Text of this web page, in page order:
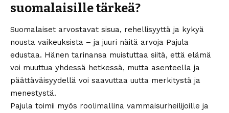
suomalaisille tärkeä?
Suomalaiset arvostavat sisua, rehellisyyttä ja kykyä
nousta vaikeuksista – ja juuri näitä arvoja Pajula
edustaa. Hänen tarinansa muistuttaa siitä, että elämä
voi muuttua yhdessä hetkessä, mutta asenteella ja
päättäväisyydellä voi saavuttaa uutta merkitystä ja
menestystä.
Pajula toimii myös roolimallina vammaisurheilijoille ja